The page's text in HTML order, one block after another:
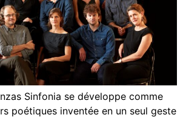
Sinfonia se développe comme
poétiques inventée en un seul geste